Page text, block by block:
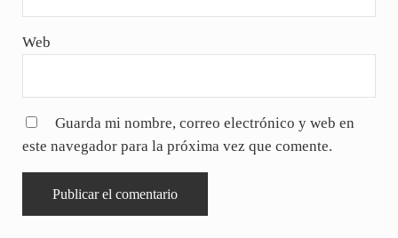
Web
Guarda mi nombre, correo electrónico y web en
este navegador para la próxima vez que comente.